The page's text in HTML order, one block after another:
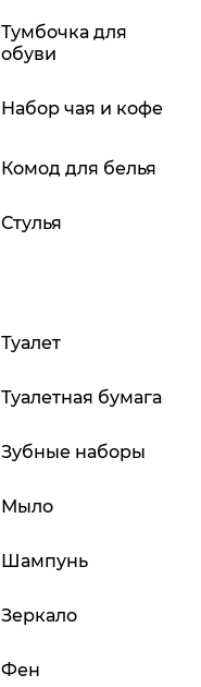
Тумбочка для
обуви
Набор чая и кофе
Комод для белья
Стулья
Туалет
Туалетная бумага
Зубные наборы
Мыло
Шампунь
Зеркало
Фен